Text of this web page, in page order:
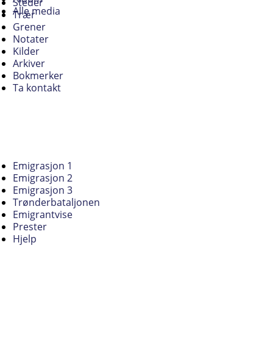
Alle media
Trær
Grener
Notater
Kilder
Arkiver
Bokmerker
Ta kontakt
Emigrasjon 1
Emigrasjon 2
Emigrasjon 3
Trønderbataljonen
Emigrantvise
Prester
Hjelp